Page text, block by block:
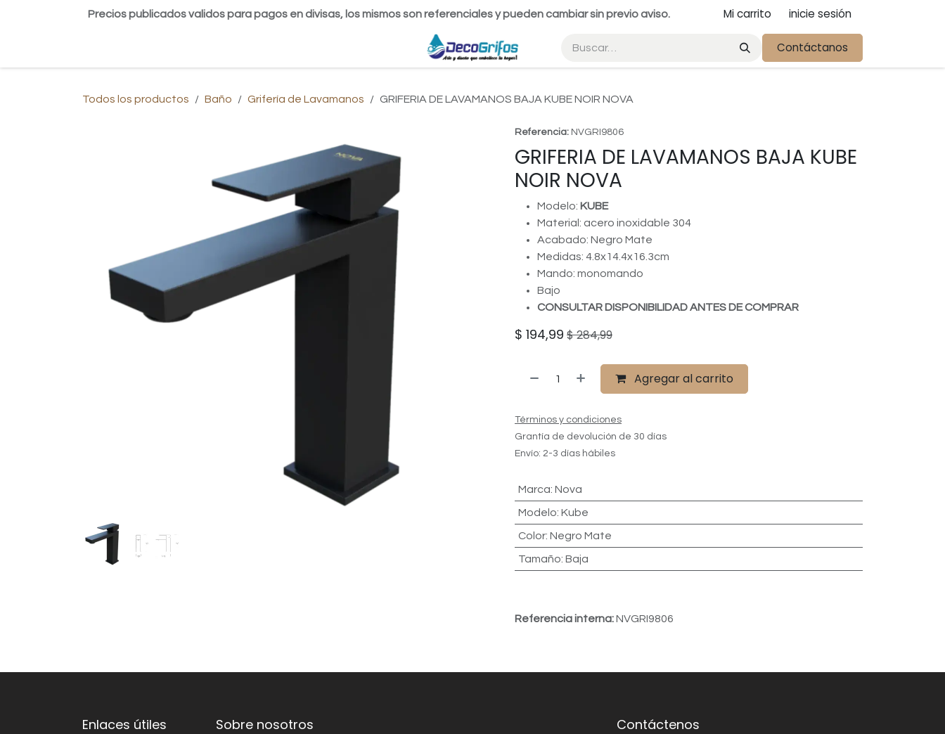
Precios publicados validos para pagos en divisas, los mismos son referenciales y pueden cambiar sin previo aviso. Mi carrito inicie sesión
Contáctanos
Todos los productos Baño Grifería de Lavamanos GRIFERIA DE LAVAMANOS BAJA KUBE NOIR NOVA
Referencia: NVGRI9806
GRIFERIA DE LAVAMANOS BAJA KUBE
NOIR NOVA
Modelo: KUBE
Material: acero inoxidable 304
Acabado: Negro Mate
Medidas: 4.8x14.4x16.3cm
Mando: monomando
Bajo
CONSULTAR DISPONIBILIDAD ANTES DE COMPRAR
$ 194,99 $284,99
Agregar al carrito
Términos y condiciones
Grantía de devolución de 30 días
Envío: 2-3 días hábiles
Marca: Nova
Modelo: Kube
Color: Negro Mate
Tamaño: Baja
Referencia interna:NVGRI9806
Enlaces útiles Sobre nosotros Contáctenos